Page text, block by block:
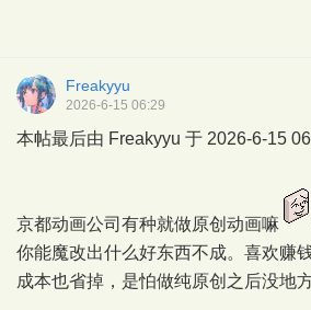
Freakyyu
2026-6-15 06:29
本帖最后由 Freakyyu 于 2026-6-15
京都动画公司有种就做原创动画嘛
你能魔改出什么好东西不成。喜欢赚
成本也省掉，是怕做纯原创之后没地